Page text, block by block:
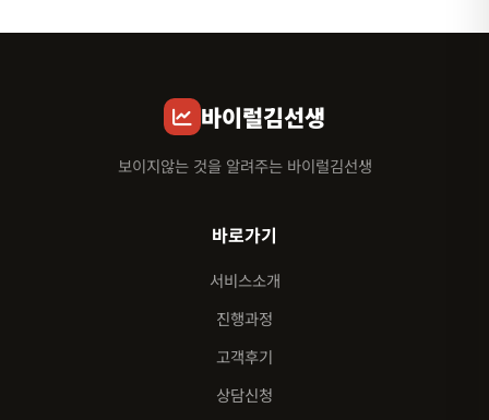
바이럴김선생
보이지않는 것을 알려주는 바이럴김선생
바로가기
서비스소개
진행과정
고객후기
상담신청